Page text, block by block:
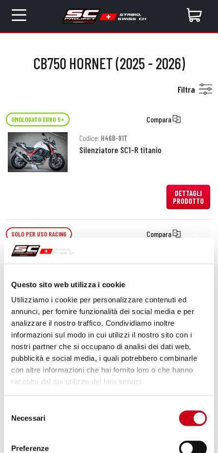
Questo sito web utilizza i cookie
Utilizziamo i cookie per personalizzare contenuti ed
annunci, per fornire funzionalità dei social media e per
analizzare il nostro traffico. Condividiamo inoltre
informazioni sul modo in cui utilizzi il nostro sito con i
nostri partner che si occupano di analisi dei dati web,
pubblicità e social media, i quali potrebbero combinarle
con altre informazioni che hai fornito loro o che hanno
raccolto dal tuo utilizzo dei loro servizi.
delNecessari
Preferenze
CB750 HORNET (2025 - 2026)
Filtra
OMOLOGATO EURO 5+ Compara
Codice: H46B-91T
Silenziatore SC1-R titanio
DETTAGLI
PRODOTTO
SOLO PER USO RACING Compara
Silenziatore SC1-R carbonio
920,00 CHF
PRODOTTO